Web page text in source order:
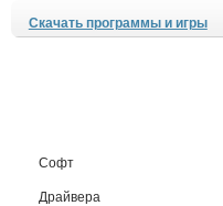
Скачать программы и игры
Софт
Драйвера